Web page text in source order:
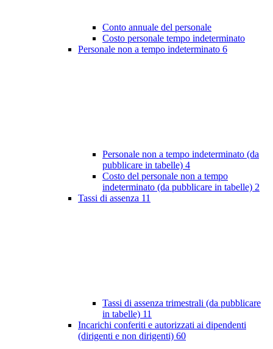
Conto annuale del personale
Costo personale tempo indeterminato
Personale non a tempo indeterminato 6
Personale non a tempo indeterminato (da
pubblicare in tabelle) 4
Costo del personale non a tempo
indeterminato (da pubblicare in tabelle) 2
Tassi di assenza 11
Tassi di assenza trimestrali (da pubblicare
in tabelle) 11
Incarichi conferiti e autorizzati ai dipendenti
(dirigenti e non dirigenti) 60